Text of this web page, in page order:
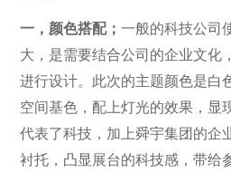
一，颜色搭配；一般的科技公司
大，是需要结合公司的企业文化
进行设计。此次的主题颜色是白
空间基色，配上灯光的效果，显
代表了科技，加上舜宇集团的企
衬托，凸显展台的科技感，带给